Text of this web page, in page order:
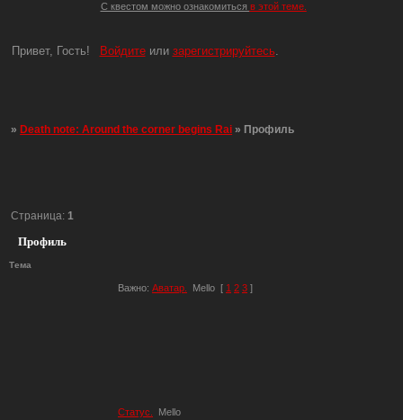
С квестом можно ознакомиться в этой теме.
Привет, Гость! Войдитеили зарегистрируйтесь.
»Death note: Around the corner begins Rai » Профиль
Профиль
Страница: 1
Тема
Важно: Аватар. Mello [ 1 2 3 ]
Статус. Mello